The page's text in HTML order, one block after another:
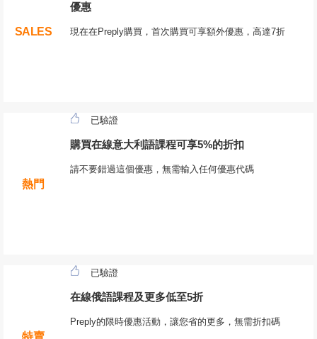
SALES
優惠
現在在Preply購買，首次購買可享額外優惠，高達7折
熱門
已驗證
購買在線意大利語課程可享5%的折扣
請不要錯過這個優惠，無需輸入任何優惠代碼
特賣
已驗證
在線俄語課程及更多低至5折
Preply的限時優惠活動，讓您省的更多，無需折扣碼